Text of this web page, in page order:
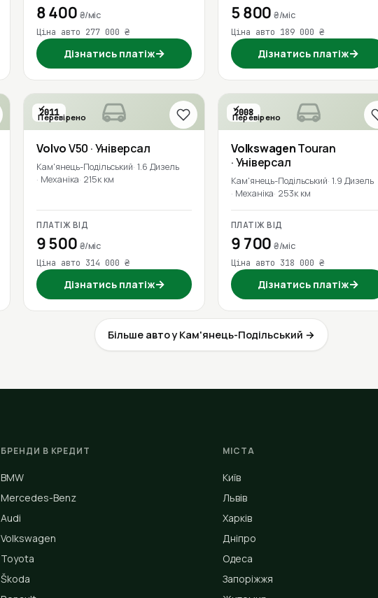
8 400 ₴/міс
Ціна авто 277 000 ₴
Дізнатись платіж→
5 800₴/міс
Ціна авто 189 000 ₴
Дізнатись платіж→
2011
Перевірено
VolvoV50 · Універсал
Кам'янець-Подільський 1.6 Дизель
Механіка 215к км
ПЛАТІЖ ВІД
9 500 ₴/міс
Ціна авто 314 000 ₴
Дізнатись платіж→
2008
Перевірено
VolkswagenTouran
· Універсал
Кам'янець-Подільський 1.9 Дизель
Механіка 253к км
ПЛАТІЖ ВІД
9 700₴/міс
Ціна авто 318 000 ₴
Дізнатись платіж→
Більше авто у Кам'янець-Подільський →
БРЕНДИ В КРЕДИТ
BMW
Mercedes-Benz
Audi
Volkswagen
Toyota
Škoda
МІСТА
Київ
Львів
Харків
Дніпро
Одеса
Запоріжжя